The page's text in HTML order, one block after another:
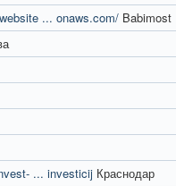
... onaws.com/ Babimost
... investicij Краснодар